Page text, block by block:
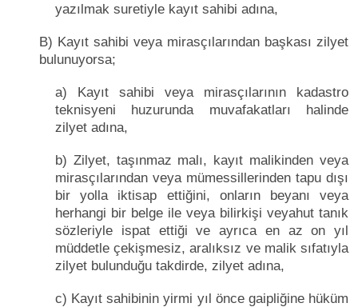
yazılmak suretiyle kayıt sahibi adına,
B) Kayıt sahibi veya mirasçılarından başkası zilyet
bulunuyorsa;
a) Kayıt sahibi veya mirasçılarının kadastro
teknisyeni huzurunda muvafakatları halinde
zilyet adına,
b) Zilyet, taşınmaz malı, kayıt malikinden veya
mirasçılarından veya mümessillerinden tapu dışı
bir yolla iktisap ettiğini, onların beyanı veya
herhangi bir belge ile veya bilirkişi veyahut tanık
sözleriyle ispat ettiği ve ayrıca en az on yıl
müddetle çekişmesiz, aralıksız ve malik sıfatıyla
zilyet bulunduğu takdirde, zilyet adına,
c) Kayıt sahibinin yirmi yıl önce gaipliğine hüküm